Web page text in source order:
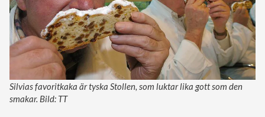
Silvias favoritkaka är tyska Stollen, som luktar lika gott som den
smakar. Bild: TT